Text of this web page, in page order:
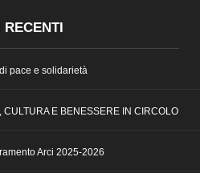
pace e solidarietà
CULTURA E BENESSERE IN CIRCOLO
Arci 2025-2026